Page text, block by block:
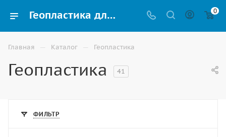
Геопластика для парка, сквера или детской площадки купить в Владикавказе 0
Главная — Каталог — Геопластика
Геопластика 41
ФИЛЬТР